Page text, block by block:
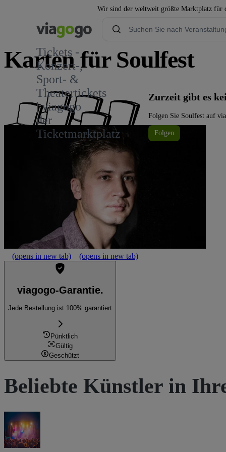
Wir sind der weltweit größte Marktplatz für
Tickets -
Konzert-,
Sport- &
Theatertickets
| viagogo
der
Ticketmarktplatz
Karten für Soulfest
5
Zurzeit gibt es
Folgen Sie Soulfest auf
Folgen
(opens in new tab) (opens in new tab)
viagogo-Garantie.
Jede Bestellung ist 100% garantiert
Pünktlich
Gültig
Geschützt
Beliebte Künstler in